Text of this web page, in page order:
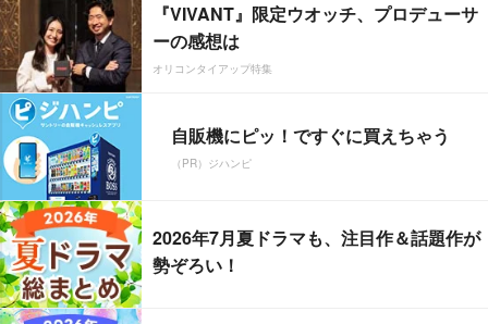
『VIVANT』限定ウオッチ、プロデューサ
ーの感想は
オリコンタイアップ特集
自販機にピッ！ですぐに買えちゃう
（PR）ジハンピ
2026年7月夏ドラマも、注目作＆話題作が
勢ぞろい！